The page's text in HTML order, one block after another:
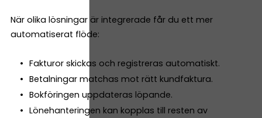
När olika lösningar är integrerade får du ett mer
automatiserat flöde:
Fakturor skickas och registreras automatiskt.
Betalningar matchas mot rätt kundfaktura.
Bokföringen uppdateras löpande.
Lönehanteringen kan kopplas till resten av